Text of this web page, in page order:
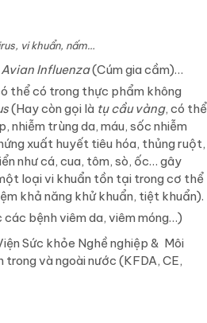
vi khuẩn, nấm…
Avian Influenza(Cúm gia cầm)…
thể có trong thực phẩm không
(Hay còn gọi là tụ cầu vàng, có thể
nhiễm trùng da, máu, sốc nhiễm
xuất huyết tiêu hóa, thủng ruột,
như cá, cua, tôm, sò, ốc… gây
loại vi khuẩn tồn tại trong cơ thể
khả năng khử khuẩn, tiệt khuẩn).
bệnh viêm da, viêm móng…)
Sức khỏe Nghề nghiệp & Môi
và ngoài nước (KFDA, CE,